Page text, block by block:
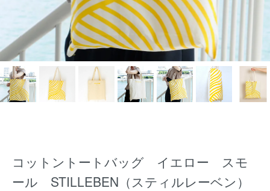
コットントートバッグ イエロー スモ
ール STILLEBEN（スティルレーベン）